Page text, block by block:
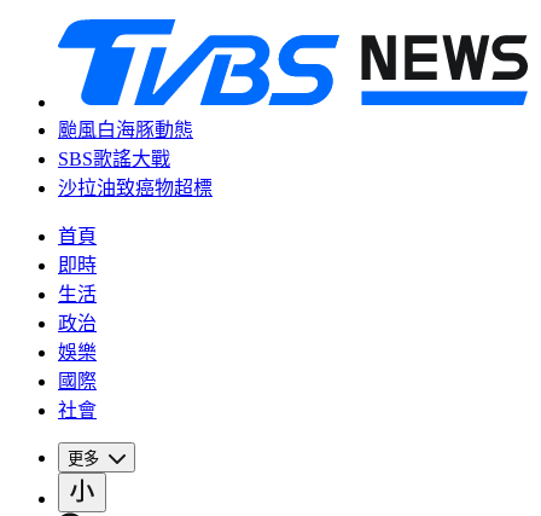
颱風白海豚動態
SBS歌謠大戰
沙拉油致癌物超標
首頁
即時
生活
政治
娛樂
國際
社會
更多